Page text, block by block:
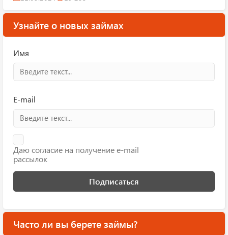
Узнайте о новых займах
Имя
E-mail
Даю согласие на получение e-mail
рассылок
Подписаться
Часто ли вы берете займы?